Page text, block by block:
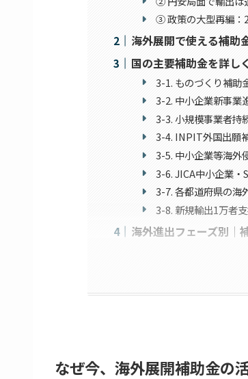
③ 政策の大型再編：
海外展開で使える補助
国の主要補助金を詳し
3-1. ものづくり補助
3-2. 中小企業新事業
3-3. 小規模事業者持
3-4. INPIT外国出願
3-5. 中小企業等海外
3-6. JICA中小企業・
3-7. 各都道府県の海
3-8. 新規輸出1万者
海外進出フェーズ別｜
なぜ今、海外展開補助金の